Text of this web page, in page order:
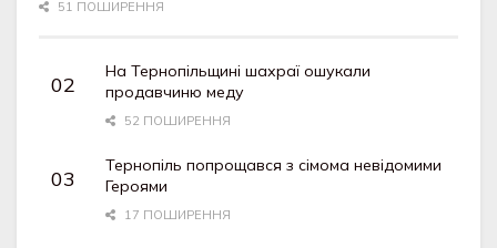
51 ПОШИРЕННЯ
На Тернопільщині шахраї ошукали
продавчиню меду
52 ПОШИРЕННЯ
Тернопіль попрощався з сімома невідомими
Героями
17 ПОШИРЕННЯ